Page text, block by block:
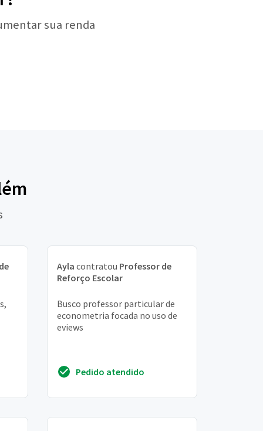
sua renda
Ayla contratou Professor de
Reforço Escolar
Busco professor particular de
econometria focada no uso de
eviews
Pedido atendido